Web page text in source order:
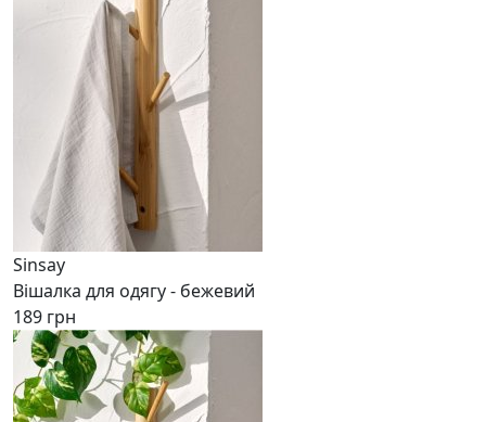
Sinsay
Вішалка для одягу - бежевий
189 грн